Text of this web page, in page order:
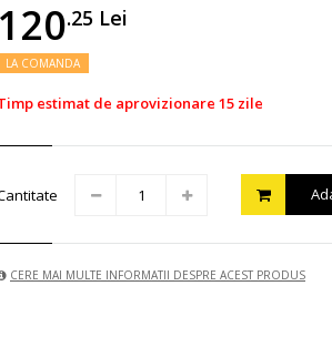
120.25 Lei
LA COMANDA
estimat de aprovizionare 15 zile
CERE MAI MULTE INFORMATII DESPRE ACEST PRODUS